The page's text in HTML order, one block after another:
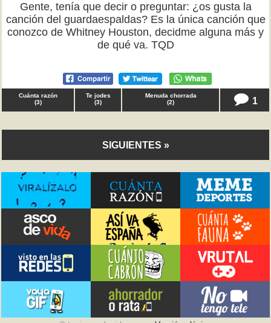
Gente, tenía que decir o preguntar: ¿os gusta la
canción del guardaespaldas? Es la única canción que
conozco de Whitney Houston, decidme alguna más y
de qué va. TQD
Cuánta razón
(3)
Te jodes
(3)
Menuda chorrada
(2) 1
SIGUIENTES »